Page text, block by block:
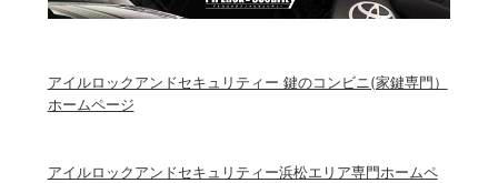
アイルロックアンドセキュリティー 鍵のコンビニ(家鍵専門）
ホームページ
アイルロックアンドセキュリティー浜松エリア専門ホームペ